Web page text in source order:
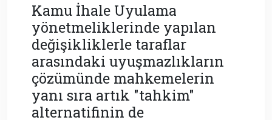
Kamu İhale Uyulama
yönetmeliklerinde yapılan
değişikliklerle taraflar
arasındaki uyuşmazlıkların
çözümünde mahkemelerin
yanı sıra artık "tahkim"
alternatifinin de